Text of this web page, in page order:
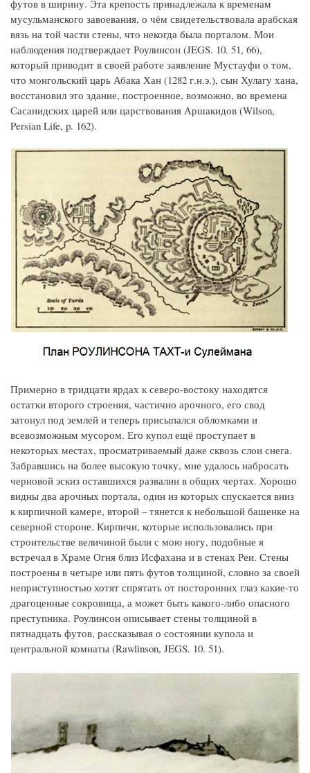
футов в ширину. Эта крепость принадлежала к временам
мусульманского завоевания, о чём свидетельствовала арабская
вязь на той части стены, что некогда была порталом. Мои
наблюдения подтверждает Роулинсон (JEGS. 10. 51, 66),
который приводит в своей работе заявление Мустауфи о том,
что монгольский царь Абака Хан (1282 г.н.э.), сын Хулагу хана,
восстановил это здание, построенное, возможно, во времена
Сасанидских царей или царствования Аршакидов (Wilson,
Persian Life, p. 162).
Примерно в тридцати ярдах к северо-востоку находятся
остатки второго строения, частично арочного, его свод
затонул под землей и теперь присыпался обломками и
всевозможным мусором. Его купол ещё проступает в
некоторых местах, просматриваемый даже сквозь слои снега.
Забравшись на более высокую точку, мне удалось набросать
черновой эскиз оставшихся развалин в общих чертах. Хорошо
видны два арочных портала, один из которых спускается вниз
к кирпичной камере, второй – тянется к небольшой башенке на
северной стороне. Кирпичи, которые использовались при
строительстве величиной были с мою ногу, подобные я
встречал в Храме Огня близ Исфахана и в стенах Реи. Стены
построены в четыре или пять футов толщиной, словно за своей
неприступностью хотят спрятать от посторонних глаз какие-то
драгоценные сокровища, а может быть какого-либо опасного
преступника. Роулинсон описывает стены толщиной в
пятнадцать футов, рассказывая о состоянии купола и
центральной комнаты (Rawlinson, JEGS. 10. 51).